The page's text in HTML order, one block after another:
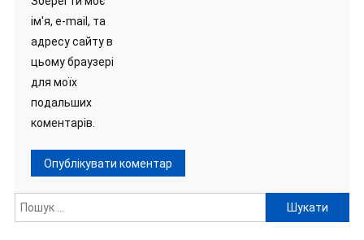
ім'я, e-mail, та
адресу сайту в
цьому браузері
для моїх
подальших
коментарів.
Пошук: